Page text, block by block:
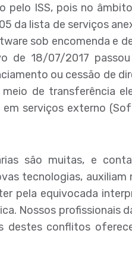
pelo ISS, pois no
da lista de serviços
sob encomenda e
de 18/07/2017
ou cessão de
de transferência
serviços externo
são muitas, e
tecnologias, auxiliam
pela equivocada
Nossos profissionais
destes conflitos